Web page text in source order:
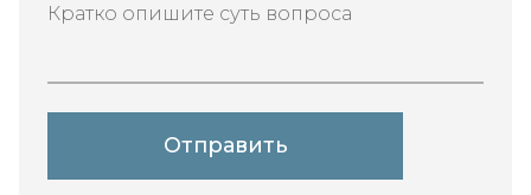
Кратко опишите суть вопроса